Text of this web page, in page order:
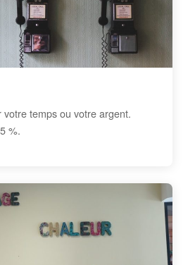
temps ou votre argent.
%.